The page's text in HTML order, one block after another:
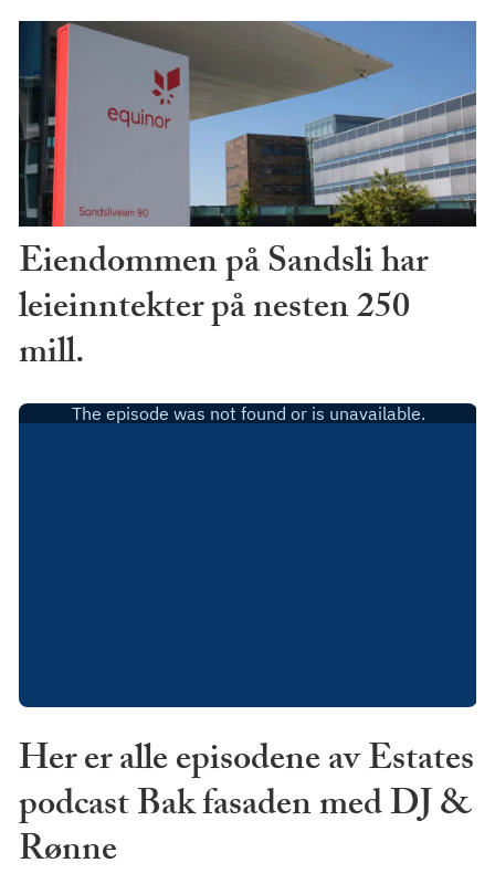
Eiendommen på Sandsli har
leieinntekter på nesten 250
mill.
Her er alle episodene av Estates
podcast Bak fasaden med DJ &
Rønne